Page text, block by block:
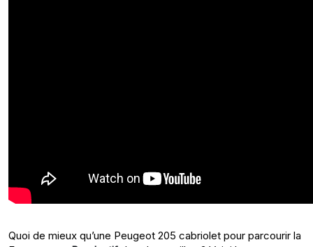
Quoi de mieux qu’une Peugeot 205 cabriolet pour parcourir la